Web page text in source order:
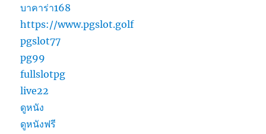
บาคาร่า168
https://www.pgslot.golf
pgslot77
pg99
fullslotpg
live22
ดูหนัง
ดูหนังฟรี